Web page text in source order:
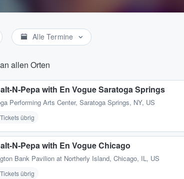
Alle Termine
allen Orten
N-Pepa with En Vogue Saratoga Springs
Performing Arts Center, Saratoga Springs, NY, US
übrig
N-Pepa with En Vogue Chicago
Bank Pavilion at Northerly Island, Chicago, IL, US
übrig